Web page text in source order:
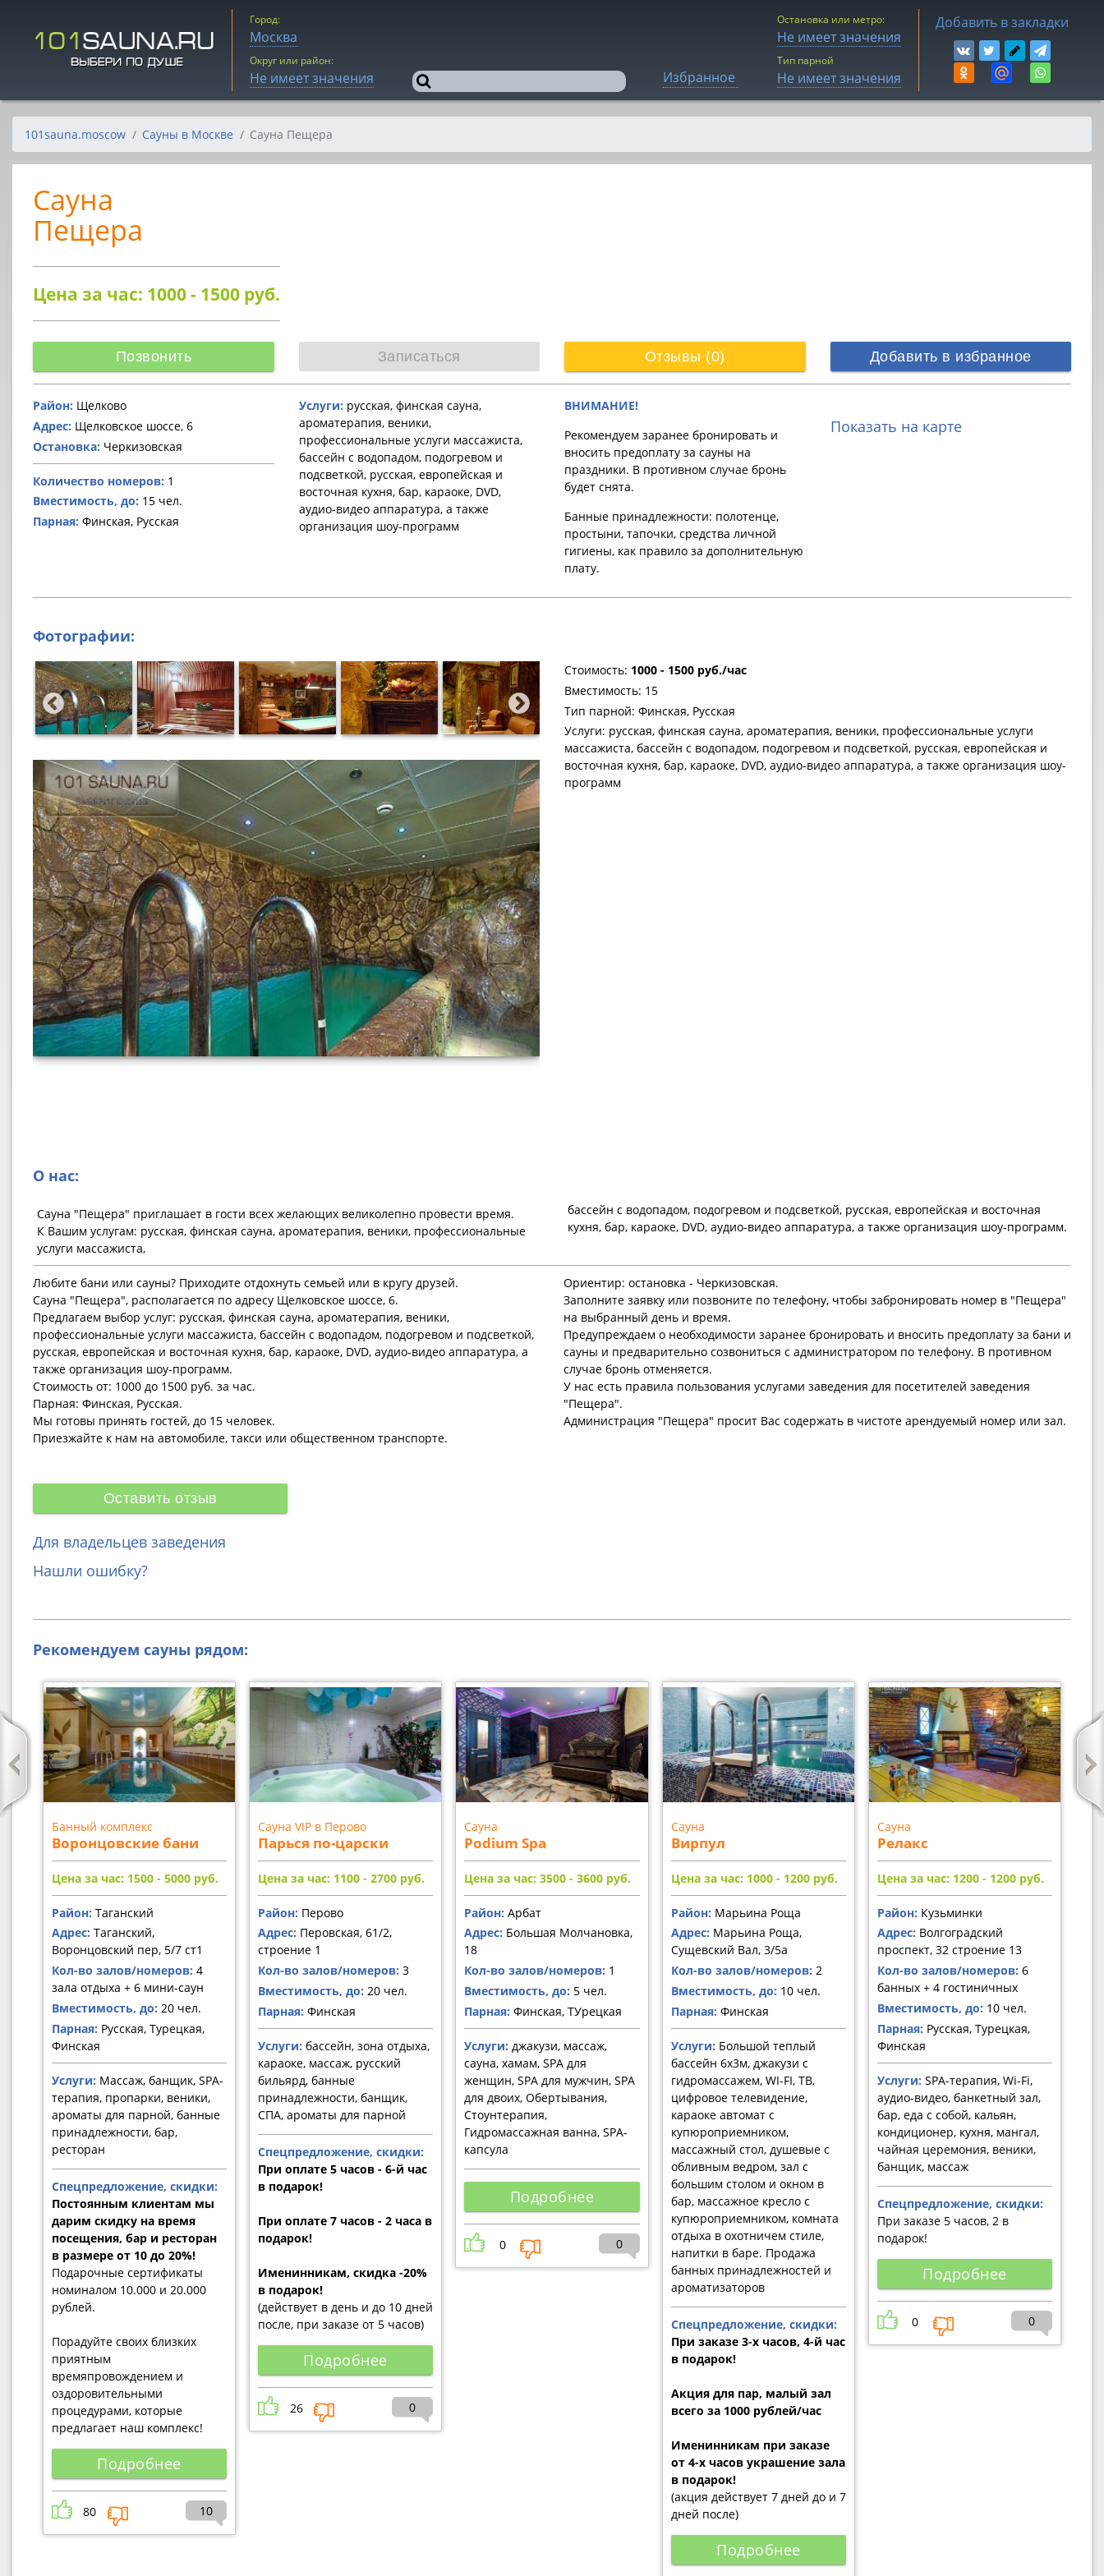
Город:
Москва
Округ или район:
Не имеет значения Избранное
Остановка или метро:
Не имеет значения
Тип парной
Не имеет значения
Добавить в закладки
101sauna.moscow Сауны в Москве Сауна Пещера
Сауна
Пещера
Цена за час: 1000 - 1500 руб.
Позвонить Записаться Отзывы (0) Добавить в избранное
Район: Щелково
Адрес: Щелковское шоссе, 6
Остановка: Черкизовская
Количество номеров: 1
Вместимость, до: 15 чел.
Парная: Финская, Русская
Услуги: русская, финская сауна,
ароматерапия, веники,
профессиональные услуги массажиста,
бассейн с водопадом, подогревом и
подсветкой, русская, европейская и
восточная кухня, бар, караоке, DVD,
аудио-видео аппаратура, а также
организация шоу-программ
ВНИМАНИЕ!
Рекомендуем заранее бронировать и
вносить предоплату за cауны на
праздники. В противном случае бронь
будет снята.
Банные принадлежности: полотенце,
простыни, тапочки, средства личной
гигиены, как правило за дополнительную
плату.
Показать на карте
Фотографии:
Стоимость: 1000 - 1500 руб./час
Вместимость: 15
Тип парной: Финская, Русская
Услуги: русская, финская сауна, ароматерапия, веники, профессиональные услуги
массажиста, бассейн с водопадом, подогревом и подсветкой, русская, европейская и
восточная кухня, бар, караоке, DVD, аудио-видео аппаратура, а также организация шоу-
программ
О нас:
Сауна "Пещера" приглашает в гости всех желающих великолепно провести время.
К Вашим услугам: русская, финская сауна, ароматерапия, веники, профессиональные
услуги массажиста,
бассейн с водопадом, подогревом и подсветкой, русская, европейская и восточная
кухня, бар, караоке, DVD, аудио-видео аппаратура, а также организация шоу-программ.
Любите бани или сауны? Приходите отдохнуть семьей или в кругу друзей.
Сауна "Пещера", располагается по адресу Щелковское шоссе, 6.
Предлагаем выбор услуг: русская, финская сауна, ароматерапия, веники,
профессиональные услуги массажиста, бассейн с водопадом, подогревом и подсветкой,
русская, европейская и восточная кухня, бар, караоке, DVD, аудио-видео аппаратура, а
также организация шоу-программ.
Стоимость от: 1000 до 1500 руб. за час.
Парная: Финская, Русская.
Мы готовы принять гостей, до 15 человек.
Приезжайте к нам на автомобиле, такси или общественном транспорте.
Ориентир: остановка - Черкизовская.
Заполните заявку или позвоните по телефону, чтобы забронировать номер в "Пещера"
на выбранный день и время.
Предупреждаем о необходимости заранее бронировать и вносить предоплату за бани и
сауны и предварительно созвониться с администратором по телефону. В противном
случае бронь отменяется.
У нас есть правила пользования услугами заведения для посетителей заведения
"Пещера".
Администрация "Пещера" просит Вас содержать в чистоте арендуемый номер или зал.
Оставить отзыв
Для владельцев заведения
Нашли ошибку?
Рекомендуем сауны рядом:
Банный комплекс
Воронцовские бани
Цена за час: 1500 - 5000 руб.
Район: Таганский
Адрес: Таганский,
Воронцовский пер, 5/7 ст1
Кол-во залов/номеров: 4
зала отдыха + 6 мини-саун
Вместимость, до: 20 чел.
Парная: Русская, Турецкая,
Финская
Услуги: Массаж, банщик, SPA-
терапия, пропарки, веники,
ароматы для парной, банные
принадлежности, бар,
ресторан
Спецпредложение, скидки:
Постоянным клиентам мы
дарим скидку на время
посещения, бар и ресторан
в размере от 10 до 20%!
Подарочные сертификаты
номиналом 10.000 и 20.000
рублей.
Порадуйте своих близких
приятным
времяпровождением и
оздоровительными
процедурами, которые
предлагает наш комплекс!
Подробнее
80 10
Сауна VIP в Перово
Парься по-царски
Цена за час: 1100 - 2700 руб.
Район: Перово
Адрес: Перовская, 61/2,
строение 1
Кол-во залов/номеров: 3
Вместимость, до: 20 чел.
Парная: Финская
Услуги: бассейн, зона отдыха,
караоке, массаж, русский
бильярд, банные
принадлежности, банщик,
СПА, ароматы для парной
Спецпредложение, скидки:
При оплате 5 часов - 6-й час
в подарок!
При оплате 7 часов - 2 часа в
подарок!
Именинникам, скидка -20%
в подарок!
(действует в день и до 10 дней
после, при заказе от 5 часов)
Подробнее
26 0
Сауна
Podium Spa
Цена за час: 3500 - 3600 руб.
Район:Арбат
Адрес: Большая Молчановка,
18
Кол-во залов/номеров: 1
Вместимость, до: 5 чел.
Парная: Финская, ТУрецкая
Услуги: джакузи, массаж,
сауна, хамам, SPA для
женщин, SPA для мужчин, SPA
для двоих, Обертывания,
Стоунтерапия,
Гидромассажная ванна, SPA-
капсула
Подробнее
0 0
Сауна
Вирпул
Цена за час: 1000 - 1200 руб.
Район: Марьина Роща
Адрес: Марьина Роща,
Сущевский Вал, 3/5а
Кол-во залов/номеров: 2
Вместимость, до: 10 чел.
Парная: Финская
Услуги: Большой теплый
бассейн 6х3м, джакузи с
гидромассажем, WI-FI, ТВ,
цифровое телевидение,
караоке автомат с
купюроприемником,
массажный стол, душевые с
обливным ведром, зал с
большим столом и окном в
бар, массажное кресло с
купюроприемником, комната
отдыха в охотничем стиле,
напитки в баре. Продажа
банных принадлежностей и
ароматизаторов
Спецпредложение, скидки:
При заказе 3-х часов, 4-й час
в подарок!
Акция для пар, малый зал
всего за 1000 рублей/час
Именинникам при заказе
от 4-х часов украшение зала
в подарок!
(акция действует 7 дней до и 7
дней после)
Подробнее
Сауна
Релакс
Цена за час: 1200 - 1200 руб.
Район: Кузьминки
Адрес: Волгоградский
проспект, 32 строение 13
Кол-во залов/номеров: 6
банных + 4 гостиничных
Вместимость, до: 10 чел.
Парная: Русская, Турецкая,
Финская
Услуги: SPA-терапия, Wi-Fi,
аудио-видео, банкетный зал,
бар, еда с собой, кальян,
кондиционер, кухня, мангал,
чайная церемония, веники,
банщик, массаж
Спецпредложение, скидки:
При заказе 5 часов, 2 в
подарок!
Подробнее
0 0